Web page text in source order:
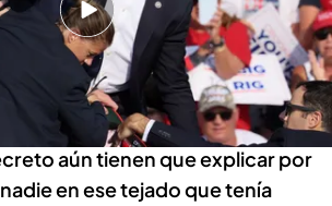
de los agentes de
el caos de comunicación
contra Donald Trump
aún tienen que explicar por
en ese tejado que tenía